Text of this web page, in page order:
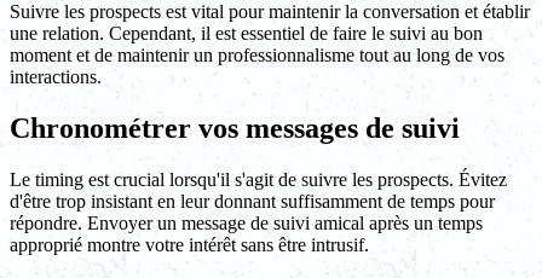
Suivre les prospects est vital pour maintenir la conversation et établir
une relation. Cependant, il est essentiel de faire le suivi au bon
moment et de maintenir un professionnalisme tout au long de vos
interactions.
Chronométrer vos messages de suivi
Le timing est crucial lorsqu'il s'agit de suivre les prospects. Évitez
d'être trop insistant en leur donnant suffisamment de temps pour
répondre. Envoyer un message de suivi amical après un temps
approprié montre votre intérêt sans être intrusif.